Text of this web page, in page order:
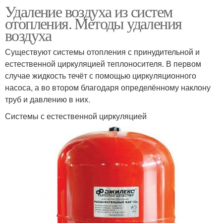
Удаление воздуха из систем
отопления. Методы удаления
воздуха
Существуют системы отопления с принудительной и
естественной циркуляцией теплоносителя. В первом
случае жидкость течёт с помощью циркуляционного
насоса, а во втором благодаря определённому наклону
труб и давлению в них.
Системы с естественной циркуляцией